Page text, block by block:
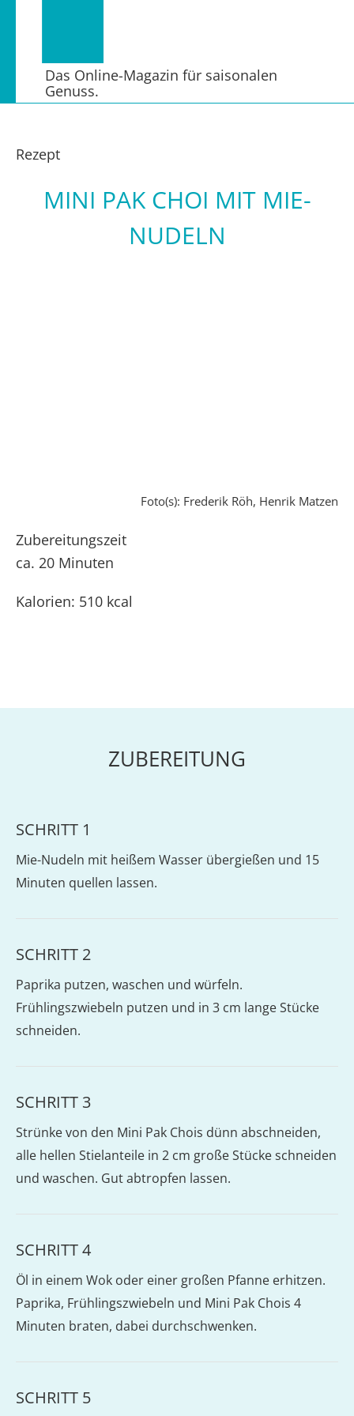
Das Online-Magazin für saisonalen
Genuss.
Rezept
MINI PAK CHOI MIT MIE-
NUDELN
Foto(s): Frederik Röh, Henrik Matzen
Zubereitungszeit
ca. 20 Minuten
Kalorien: 510 kcal
ZUBEREITUNG
SCHRITT 1
Mie-Nudeln mit heißem Wasser übergießen und 15
Minuten quellen lassen.
SCHRITT 2
Paprika putzen, waschen und würfeln.
Frühlingszwiebeln putzen und in 3 cm lange Stücke
schneiden.
SCHRITT 3
Strünke von den Mini Pak Chois dünn abschneiden,
alle hellen Stielanteile in 2 cm große Stücke schneiden
und waschen. Gut abtropfen lassen.
SCHRITT 4
Öl in einem Wok oder einer großen Pfanne erhitzen.
Paprika, Frühlingszwiebeln und Mini Pak Chois 4
Minuten braten, dabei durchschwenken.
SCHRITT 5